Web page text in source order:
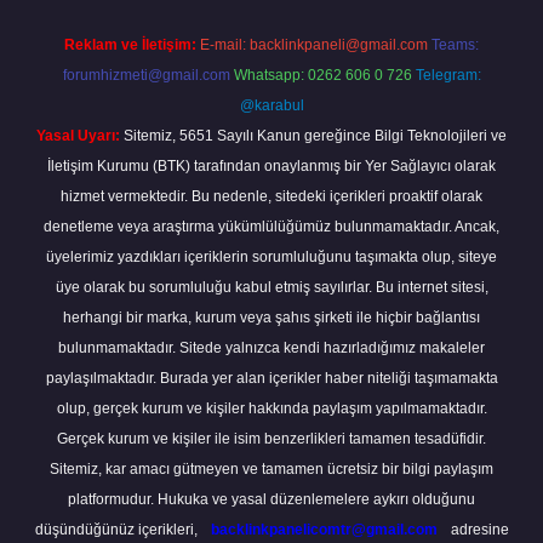
Reklam ve İletişim: E-mail: backlinkpaneli@gmail.com Teams:
forumhizmeti@gmail.com Whatsapp: 0262 606 0 726 Telegram:
@karabul
Yasal Uyarı: Sitemiz, 5651 Sayılı Kanun gereğince Bilgi Teknolojileri ve
İletişim Kurumu (BTK) tarafından onaylanmış bir Yer Sağlayıcı olarak
hizmet vermektedir. Bu nedenle, sitedeki içerikleri proaktif olarak
denetleme veya araştırma yükümlülüğümüz bulunmamaktadır. Ancak,
üyelerimiz yazdıkları içeriklerin sorumluluğunu taşımakta olup, siteye
üye olarak bu sorumluluğu kabul etmiş sayılırlar. Bu internet sitesi,
herhangi bir marka, kurum veya şahıs şirketi ile hiçbir bağlantısı
bulunmamaktadır. Sitede yalnızca kendi hazırladığımız makaleler
paylaşılmaktadır. Burada yer alan içerikler haber niteliği taşımamakta
olup, gerçek kurum ve kişiler hakkında paylaşım yapılmamaktadır.
Gerçek kurum ve kişiler ile isim benzerlikleri tamamen tesadüfidir.
Sitemiz, kar amacı gütmeyen ve tamamen ücretsiz bir bilgi paylaşım
platformudur. Hukuka ve yasal düzenlemelere aykırı olduğunu
düşündüğünüz içerikleri,
backlinkpanelicomtr@gmail.com adresine